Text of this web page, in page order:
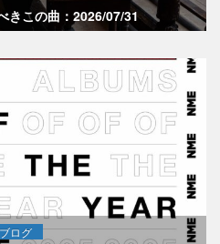
きこの曲：2026/07/31
ブログ